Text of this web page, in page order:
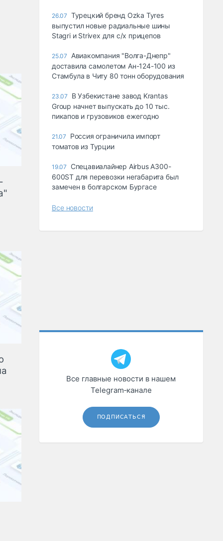
26.07 Турецкий бренд Ozka Tyres
выпустил новые радиальные шины
Stagri и Strivex для с/х прицепов
25.07
Авиакомпания "Волга-Днепр"
доставила самолетом Ан-124-100 из
Стамбула в Читу 80 тонн оборудования
23.07
В Узбекистане завод Krantas
Group начнет выпускать до 10 тыс.
пикапов и грузовиков ежегодно
21.07
Россия ограничила импорт
томатов из Турции
19.07
Спецавиалайнер Airbus A300-
600ST для перевозки негабарита был
замечен в болгарском Бургасе
Все новости
Все главные новости в нашем
Telegram‑канале
ПОДПИСАТЬСЯ